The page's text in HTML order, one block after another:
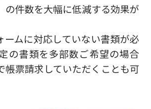
の件数を大幅に低減する効果が
ームに対応していない書類が必
の書類を多部数ご希望の場合
帳票請求していただくことも可